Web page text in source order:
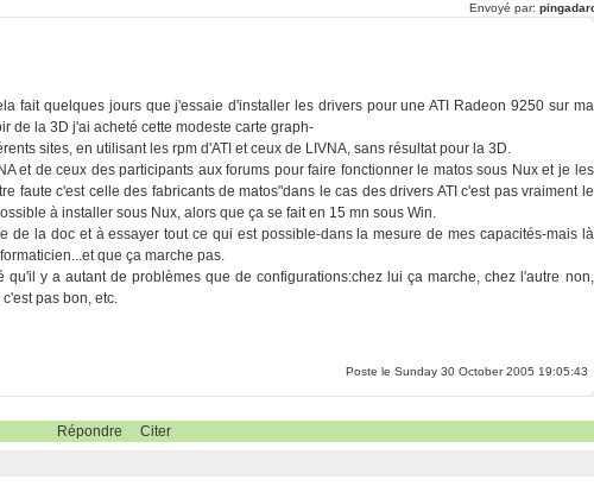
Envoyé par:
fait quelques jours que j'essaie d'installer les drivers pour une ATI Radeon 9250 sur ma
de la 3D j'ai acheté cette modeste carte graph-
sites, en utilisant les rpm d'ATI et ceux de LIVNA, sans résultat pour la 3D.
et de ceux des participants aux forums pour faire fonctionner le matos sous Nux et je les
faute c'est celle des fabricants de matos"dans le cas des drivers ATI c'est pas vraiment le
à installer sous Nux, alors que ça se fait en 15 mn sous Win.
de la doc et à essayer tout ce qui est possible-dans la mesure de mes capacités-mais là
que ça marche pas.
y a autant de problèmes que de configurations:chez lui ça marche, chez l'autre non,
pas bon, etc.
Poste le Sunday 30 October 2005 19:05:43
Répondre Citer